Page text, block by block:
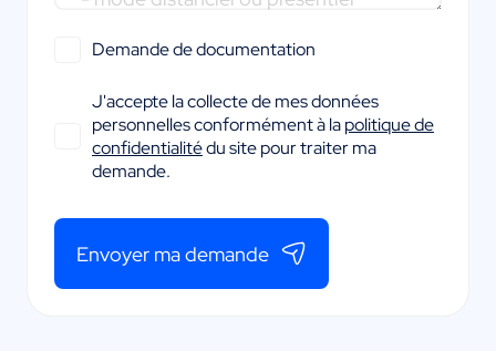
Demande de documentation
J'accepte la collecte de mes données
personnelles conformément à lapolitique de
confidentialitédu site pour traiter ma
demande.
Envoyer ma demande